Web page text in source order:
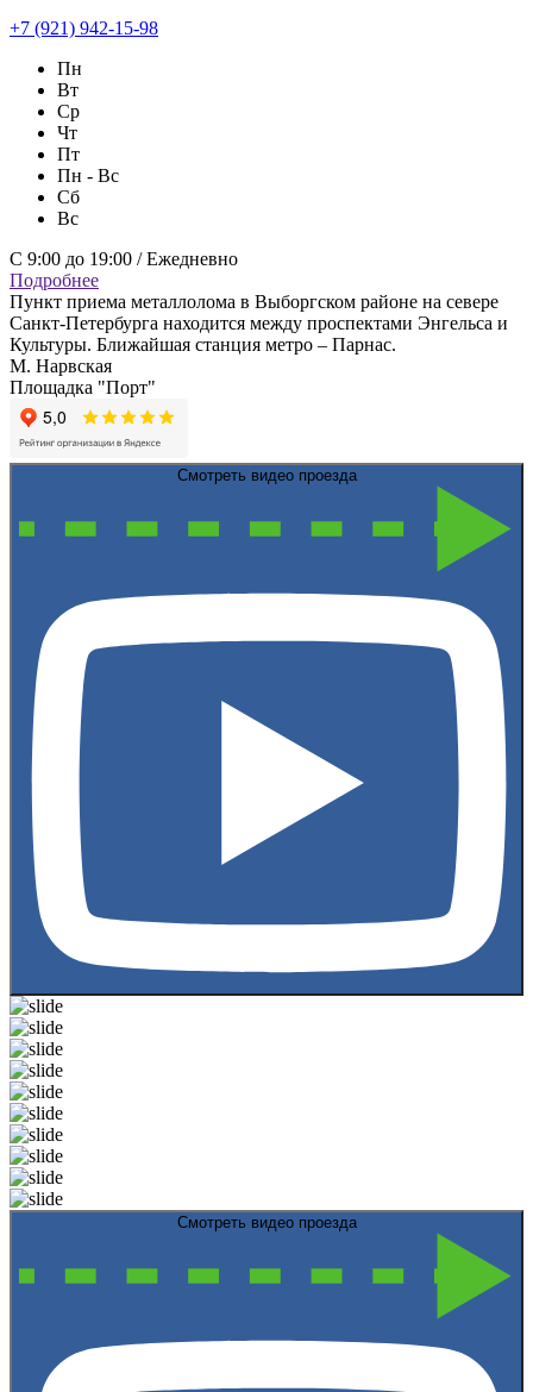
+7 (921) 942-15-98
Пн
Вт
Ср
Чт
Пт
Пн - Вс
Сб
Вс
С 9:00 до 19:00 / Ежедневно
Подробнее
Пункт приема металлолома в Выборгском районе на севере
Санкт-Петербурга находится между проспектами Энгельса и
Культуры. Ближайшая станция метро – Парнас.
М. Нарвская
Площадка "Порт"
Смотреть видео проезда
Смотреть видео проезда